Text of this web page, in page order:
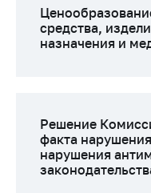
Выставочная
деятельность
персональных
данных
Новости
средства,
назначения и
Решение
факта
нарушения